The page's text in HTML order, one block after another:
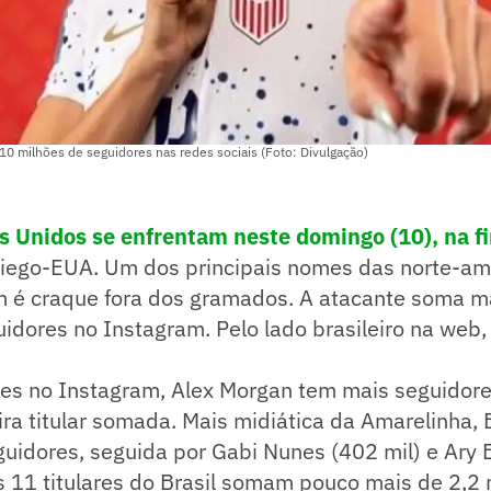
milhões de seguidores nas redes sociais (Foto: Divulgação)
Unidos se enfrentam neste domingo (10), na
EUA. Um dos principais nomes das norte-
é craque fora dos gramados. A atacante soma
no Instagram. Pelo lado brasileiro na
no Instagram, Alex Morgan tem mais
titular somada. Mais midiática da Amarelinha,
seguida por Gabi Nunes (402 mil) e Ary
11 titulares do Brasil somam pouco mais de 2,2